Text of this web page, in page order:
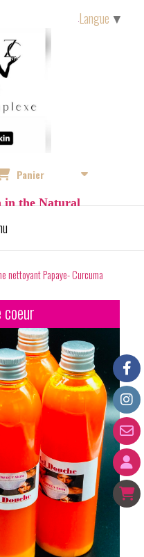
in the Natural
Panier
nettoyant Papaye- Curcuma
coeur
Langue ▼